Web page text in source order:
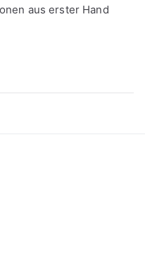
aus erster Hand